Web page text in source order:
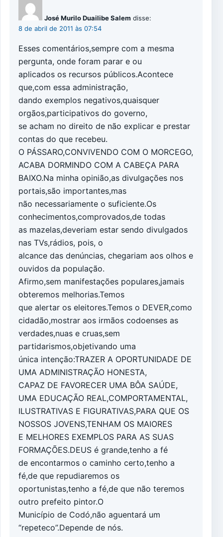
José Murilo Duailibe Salem disse:
8 de abril de 2011 às 07:54
Esses comentários,sempre com a mesma
pergunta, onde foram parar e ou
aplicados os recursos públicos.Acontece
que,com essa administração,
dando exemplos negativos,quaisquer
orgãos,participativos do governo,
se acham no direito de não explicar e prestar
contas do que recebeu.
O PÁSSARO,CONVIVENDO COM O MORCEGO,
ACABA DORMINDO COM A CABEÇA PARA
BAIXO.Na minha opinião,as divulgações nos
portais,são importantes,mas
não necessariamente o suficiente.Os
conhecimentos,comprovados,de todas
as mazelas,deveriam estar sendo divulgados
nas TVs,rádios, pois, o
alcance das denúncias, chegariam aos olhos e
ouvidos da população.
Afirmo,sem manifestações populares,jamais
obteremos melhorias.Temos
que alertar os eleitores.Temos o DEVER,como
cidadão,mostrar aos irmãos codoenses as
verdades,nuas e cruas,sem
partidarismos,objetivando uma
única intenção:TRAZER A OPORTUNIDADE DE
UMA ADMINISTRAÇÃO HONESTA,
CAPAZ DE FAVORECER UMA BÔA SAÚDE,
UMA EDUCAÇÃO REAL,COMPORTAMENTAL,
ILUSTRATIVAS E FIGURATIVAS,PARA QUE OS
NOSSOS JOVENS,TENHAM OS MAIORES
E MELHORES EXEMPLOS PARA AS SUAS
FORMAÇÕES.DEUS é grande,tenho a fé
de encontarmos o caminho certo,tenho a
fé,de que repudiaremos os
oportunistas,tenho a fé,de que não teremos
outro prefeito pintor.O
Município de Codó,não aguentará um
“repeteco”.Depende de nós.